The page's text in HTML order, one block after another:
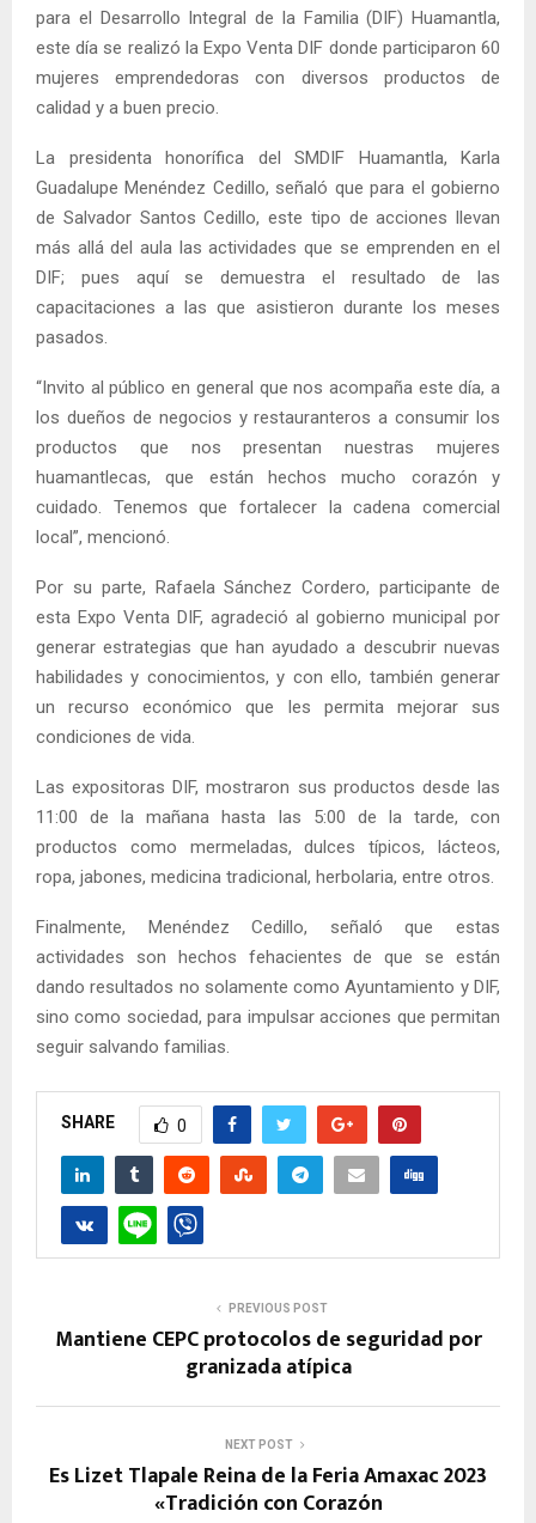
para el Desarrollo Integral de la Familia (DIF) Huamantla,
este día se realizó la Expo Venta DIF donde participaron 60
mujeres emprendedoras con diversos productos de
calidad y a buen precio.
La presidenta honorífica del SMDIF Huamantla, Karla
Guadalupe Menéndez Cedillo, señaló que para el gobierno
de Salvador Santos Cedillo, este tipo de acciones llevan
más allá del aula las actividades que se emprenden en el
DIF; pues aquí se demuestra el resultado de las
capacitaciones a las que asistieron durante los meses
pasados.
“Invito al público en general que nos acompaña este día, a
los dueños de negocios y restauranteros a consumir los
productos que nos presentan nuestras mujeres
huamantlecas, que están hechos mucho corazón y
cuidado. Tenemos que fortalecer la cadena comercial
local”, mencionó.
Por su parte, Rafaela Sánchez Cordero, participante de
esta Expo Venta DIF, agradeció al gobierno municipal por
generar estrategias que han ayudado a descubrir nuevas
habilidades y conocimientos, y con ello, también generar
un recurso económico que les permita mejorar sus
condiciones de vida.
Las expositoras DIF, mostraron sus productos desde las
11:00 de la mañana hasta las 5:00 de la tarde, con
productos como mermeladas, dulces típicos, lácteos,
ropa, jabones, medicina tradicional, herbolaria, entre otros.
Finalmente, Menéndez Cedillo, señaló que estas
actividades son hechos fehacientes de que se están
dando resultados no solamente como Ayuntamiento y DIF,
sino como sociedad, para impulsar acciones que permitan
seguir salvando familias.
SHARE 0
PREVIOUS POST
Mantiene CEPC protocolos de seguridad por
granizada atípica
NEXT POST
Es Lizet Tlapale Reina de la Feria Amaxac 2023
«Tradición con Corazón